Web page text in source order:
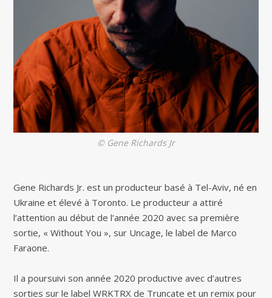
© Gene Richards Jr
Gene Richards Jr. est un producteur basé à Tel-Aviv, né en
Ukraine et élevé à Toronto. Le producteur a attiré
l’attention au début de l’année 2020 avec sa première
sortie, « Without You », sur Uncage, le label de Marco
Faraone.
Il a poursuivi son année 2020 productive avec d’autres
sorties sur le label WRKTRX de Truncate et un remix pour